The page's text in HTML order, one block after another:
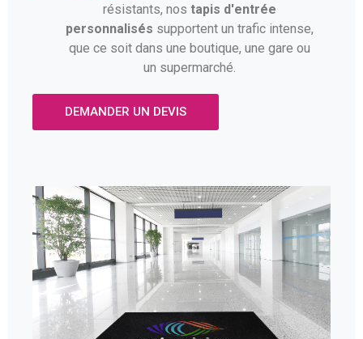
résistants, nos tapis d'entrée
personnalisés supportent un trafic intense,
que ce soit dans une boutique, une gare ou
un supermarché.
DEMANDER UN DEVIS